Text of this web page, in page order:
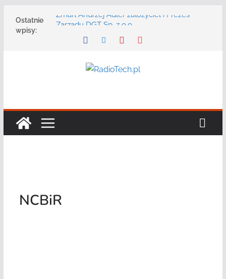
Ostatnie
wpisy:
Zmarł Andrzej Adler założyciel i Prezes
Zarządu DGT Sp. z o.o.
Radmor – największy polski producent
konferencję: „Bezpieczeństwo,
bezpieczeństwa publicznego usługę
Najnowszy radiotelefon MOTOTRBO R7 od
NCBiR